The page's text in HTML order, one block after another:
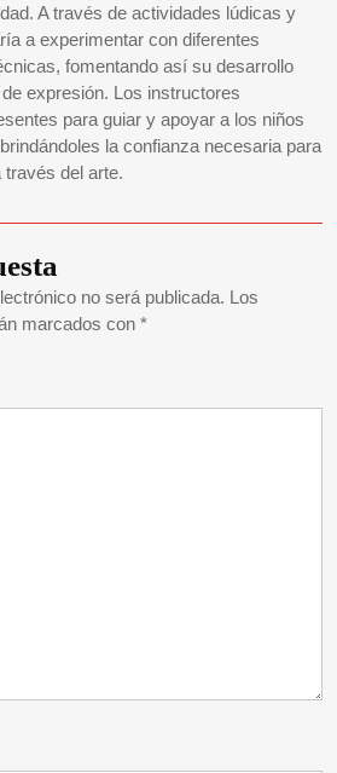
A través de actividades lúdicas y
a experimentar con diferentes
fomentando así su desarrollo
expresión. Los instructores
para guiar y apoyar a los niños
la confianza necesaria para
del arte.
no será publicada. Los
marcados con *